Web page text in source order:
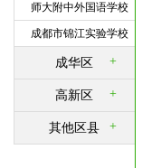
师大附中外国语学校
成都市锦江实验学校
成华区 +
高新区 +
其他区县 +